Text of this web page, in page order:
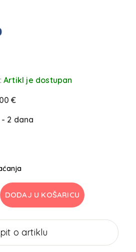
Artikl je dostupan
€
- 2 dana
DODAJ U KOŠARICU
o artiklu